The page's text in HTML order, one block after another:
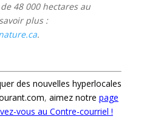
48 000 hectares au
plus :
.
des nouvelles hyperlocales
, aimez notre page
vous au Contre-courriel !